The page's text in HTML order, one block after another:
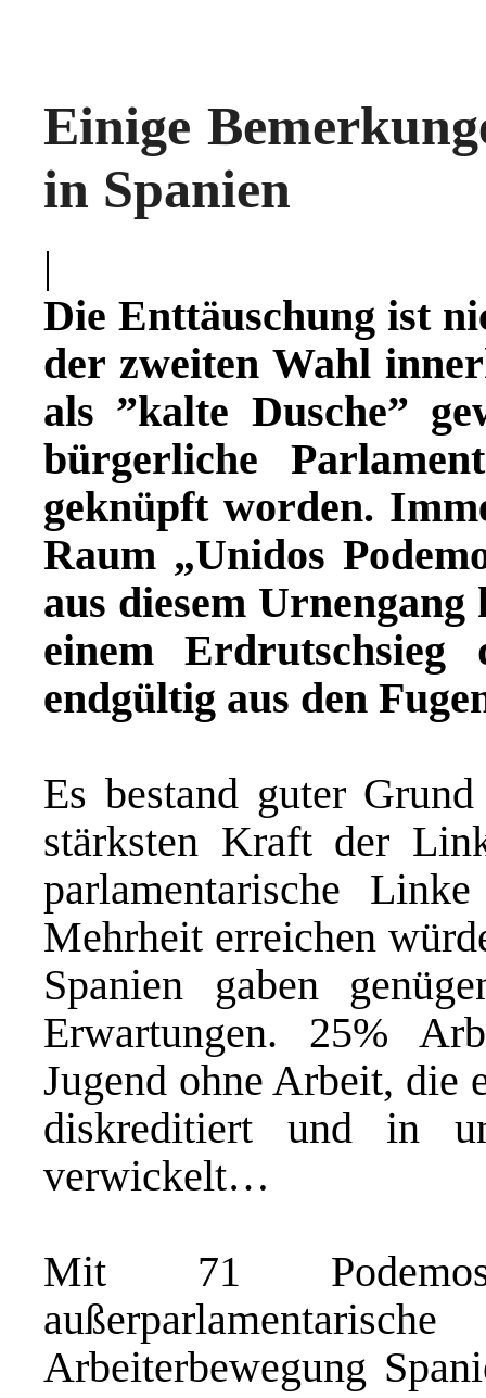
Einige
in Spanien
|
Die Enttäuschung ist
der zweiten Wahl
als ˮkalte Duscheˮ
bürgerliche
geknüpft worden.
Raum „Unidos
aus diesem
einem Erdrutschsieg
endgültig aus den
Es bestand guter
stärksten Kraft der
parlamentarische
Mehrheit erreichen
Spanien gaben
Erwartungen. 25%
Jugend ohne Arbeit, die
diskreditiert und in
verwickelt…
Mit 71 Podemos
Arbeiterbewegung